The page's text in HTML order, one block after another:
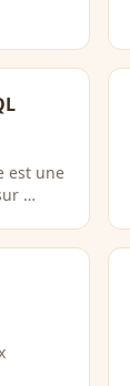
est une
…